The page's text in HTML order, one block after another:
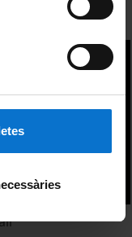
de IL3 2009